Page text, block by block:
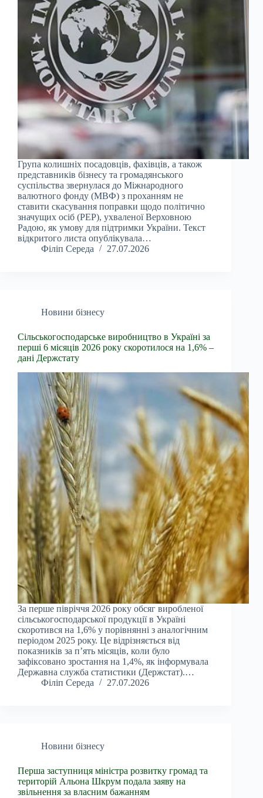
Група колишніх посадовців, фахівців, а також
представників бізнесу та громадянського
суспільства звернулася до Міжнародного
валютного фонду (МВФ) з проханням не
ставити скасування поправки щодо політично
значущих осіб (PEP), ухваленої Верховною
Радою, як умову для підтримки України. Текст
відкритого листа опублікувала…
Філіп Середа
27.07.2026
Новини бізнесу
Сільськогосподарське виробництво в Україні за
перші 6 місяців 2026 року скоротилося на 1,6% –
дані Держстату
За перше півріччя 2026 року обсяг виробленої
сільськогосподарської продукції в Україні
скоротився на 1,6% у порівнянні з аналогічним
періодом 2025 року. Це відрізняється від
показників за п’ять місяців, коли було
зафіксовано зростання на 1,4%, як інформувала
Державна служба статистики (Держстат).…
Філіп Середа
27.07.2026
Новини бізнесу
Перша заступниця міністра розвитку громад та
територій Альона Шкрум подала заяву на
звільнення за власним бажанням